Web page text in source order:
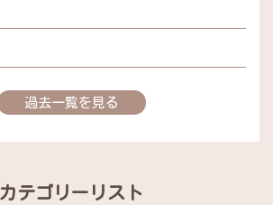
過去一覧を見る
カテゴリーリスト